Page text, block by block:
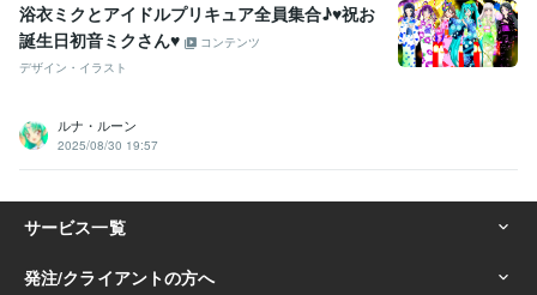
浴衣ミクとアイドルプリキュア全員集合♪♥祝お
誕生日初音ミクさん♥
コンテンツ
デザイン・イラスト
ルナ・ルーン
2025/08/30 19:57